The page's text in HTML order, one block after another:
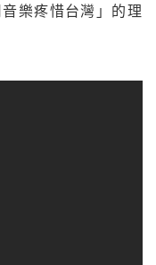
樂疼惜台灣」的理